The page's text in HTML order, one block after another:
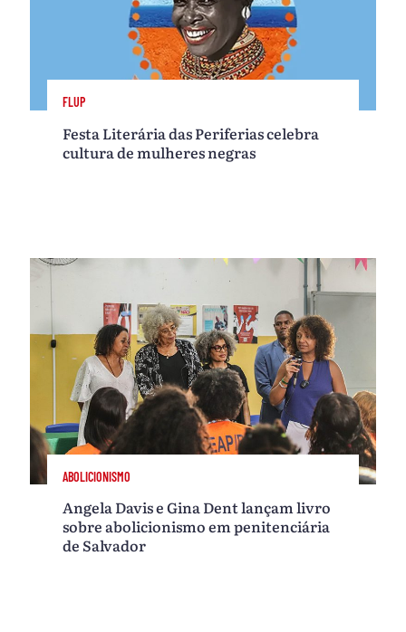
FLUP
Festa Literária das Periferias celebra
cultura de mulheres negras
ABOLICIONISMO
Angela Davis e Gina Dent lançam livro
sobre abolicionismo em penitenciária
de Salvador